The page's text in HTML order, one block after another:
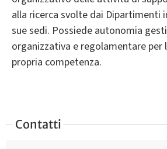
alla ricerca svolte dai Dipartimenti
sue sedi. Possiede autonomia
organizzativa e regolamentare per
propria competenza.
Contatti